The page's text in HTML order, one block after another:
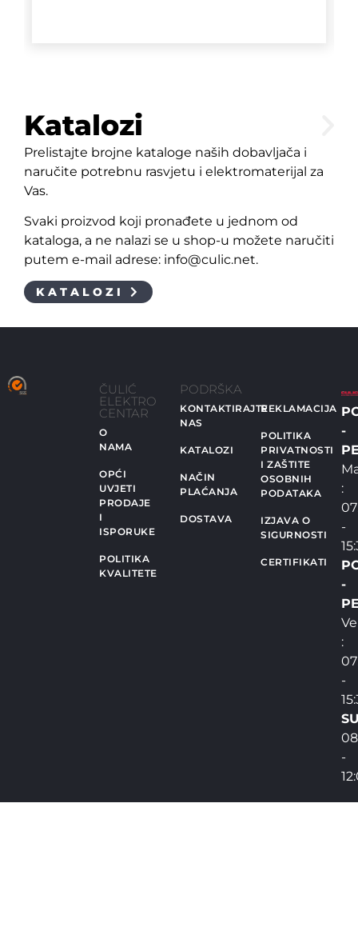
Katalozi
Prelistajte brojne kataloge naših dobavljača i
naručite potrebnu rasvjetu i elektromaterijal za
Vas.
Svaki proizvod koji pronađete u jednom od
kataloga, a ne nalazi se u shop-u možete naručiti
putem e-mail adrese: info@culic.net.
KATALOZI
ČULIĆ
ELEKTRO
CENTAR
O
NAMA
OPĆI
UVJETI
PRODAJE
I
ISPORUKE
POLITIKA
KVALITETE
PODRŠKA
KONTAKTIRAJTE
NAS
KATALOZI
NAČIN
PLAĆANJA
DOSTAVA
REKLAMACIJA
POLITIKA
PRIVATNOSTI
I ZAŠTITE
OSOBNIH
PODATAKA
IZJAVA O
SIGURNOSTI
CERTIFIKATI
-
:
-
-
:
-
-